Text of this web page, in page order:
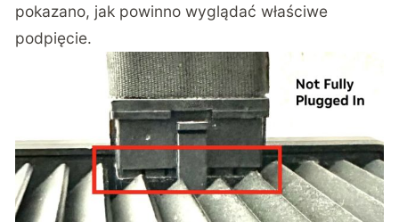
pokazano, jak powinno wyglądać właściwe
podpięcie.